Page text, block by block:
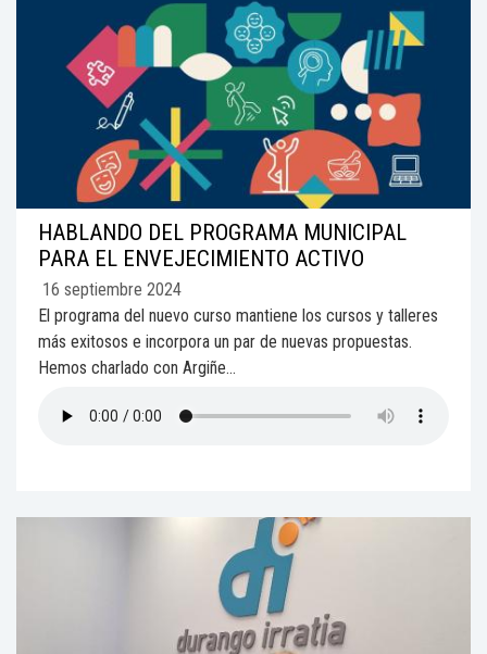
HABLANDO DEL PROGRAMA MUNICIPAL
PARA EL ENVEJECIMIENTO ACTIVO
16 septiembre 2024
El programa del nuevo curso mantiene los cursos y talleres
más exitosos e incorpora un par de nuevas propuestas.
Hemos charlado con Argiñe...